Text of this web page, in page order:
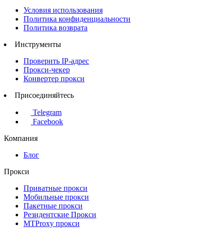
Условия использования
Политика конфиденциальности
Политика возврата
Инструменты
Проверить IP-адрес
Прокси-чекер
Конвертер прокси
Присоединяйтесь
Telegram
Facebook
Компания
Блог
Прокси
Приватные прокси
Мобильные прокси
Пакетные прокси
Резидентские Прокси
MTProxy прокси